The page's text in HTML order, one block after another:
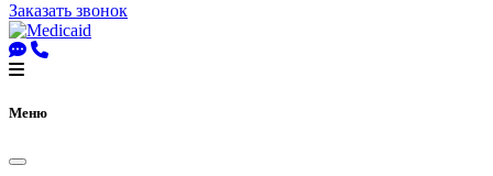
Заказать звонок
Меню